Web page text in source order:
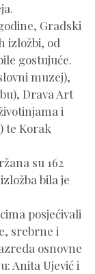
Gradski
izložbi, od
gostujuće.
muzej),
Drava Art
i
te Korak
su 162
bila je
posjećivali
srebrne i
osnovne
Anita Ujević i